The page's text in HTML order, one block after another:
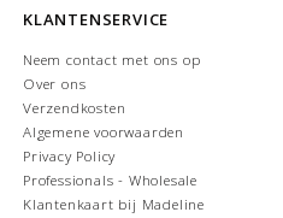
KLANTENSERVICE
Neem contact met ons op
Over ons
Verzendkosten
Algemene voorwaarden
Privacy Policy
Professionals - Wholesale
Klantenkaart bij Madeline